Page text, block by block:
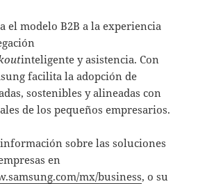
el modelo B2B a la experiencia
inteligente y asistencia. Con
facilita la adopción de
sostenibles y alineadas con
de los pequeños empresarios.
sobre las soluciones
en
mx/business, o su